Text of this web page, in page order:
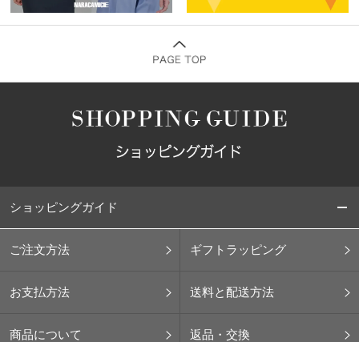
ショッピングガイド
ご注文方法 ギフトラッピング
お支払方法 送料と配送方法
商品について 返品・交換